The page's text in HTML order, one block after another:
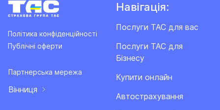
Політика конфіденційності
Публічні оферти
Партнерська мережа
Вінниця
Навігація:
Послуги ТАС для вас
Послуги ТАС для
Бізнесу
Купити онлайн
Автострахування